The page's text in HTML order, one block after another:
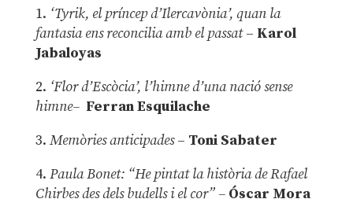
1. ‘Tyrik, el príncep d’Ilercavònia’, quan la
fantasia ens reconcilia amb el passat– Karol
Jabaloyas
2. ‘Flor d’Escòcia’, l’himne d’una nació sense
himne– Ferran Esquilache
3. Memòries anticipades– Toni Sabater
4. Paula Bonet: “He pintat la història de Rafael
Chirbes des dels budells i el cor” –Óscar Mora